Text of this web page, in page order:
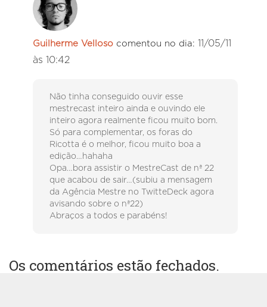
Guilherme Velloso comentou no dia: 11/05/11
às 10:42
Não tinha conseguido ouvir esse
mestrecast inteiro ainda e ouvindo ele
inteiro agora realmente ficou muito bom.
Só para complementar, os foras do
Ricotta é o melhor, ficou muito boa a
edição…hahaha
Opa…bora assistir o MestreCast de nª 22
que acabou de sair…(subiu a mensagem
da Agência Mestre no TwitteDeck agora
avisando sobre o nª22)
Abraços a todos e parabéns!
Os comentários estão fechados.